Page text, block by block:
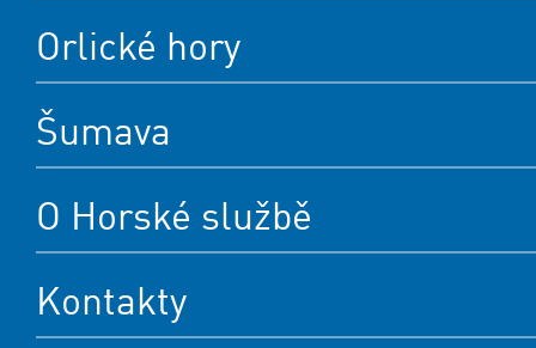
Orlické hory
Šumava
O Horské službě
Kontakty